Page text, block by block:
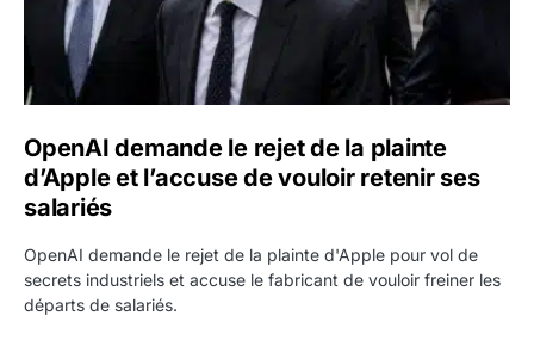
OpenAI demande le rejet de la plainte
d’Apple et l’accuse de vouloir retenir ses
salariés
OpenAI demande le rejet de la plainte d'Apple pour vol de
secrets industriels et accuse le fabricant de vouloir freiner les
départs de salariés.